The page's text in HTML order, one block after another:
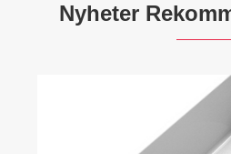
Nyheter